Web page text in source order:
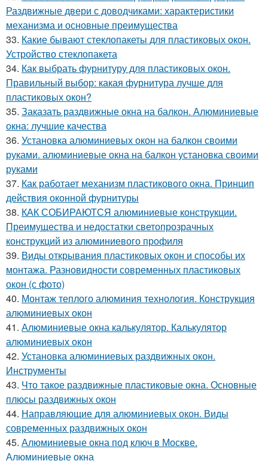
Раздвижные двери с доводчиками: характеристики
механизма и основные преимущества
33. Какие бывают стеклопакеты для пластиковых окон.
Устройство стеклопакета
34. Как выбрать фурнитуру для пластиковых окон.
Правильный выбор: какая фурнитура лучше для
пластиковых окон?
35. Заказать раздвижные окна на балкон. Алюминиевые
окна: лучшие качества
36. Установка алюминиевых окон на балкон своими
руками. алюминиевые окна на балкон установка своими
руками
37. Как работает механизм пластикового окна. Принцип
действия оконной фурнитуры
38. КАК СОБИРАЮТСЯ алюминиевые конструкции.
Преимущества и недостатки светопрозрачных
конструкций из алюминиевого профиля
39. Виды открывания пластиковых окон и способы их
монтажа. Разновидности современных пластиковых
окон (с фото)
40. Монтаж теплого алюминия технология. Конструкция
алюминиевых окон
41. Алюминиевые окна калькулятор. Калькулятор
алюминиевых окон
42. Установка алюминиевых раздвижных окон.
Инструменты
43. Что такое раздвижные пластиковые окна. Основные
плюсы раздвижных окон
44. Направляющие для алюминиевых окон. Виды
современных раздвижных окон
45. Алюминиевые окна под ключ в Москве.
Алюминиевые окна